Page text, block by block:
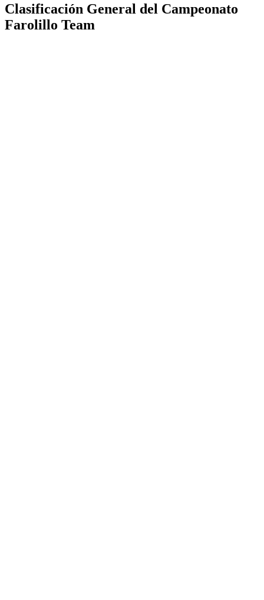
Clasificación General del Campeonato
Farolillo Team